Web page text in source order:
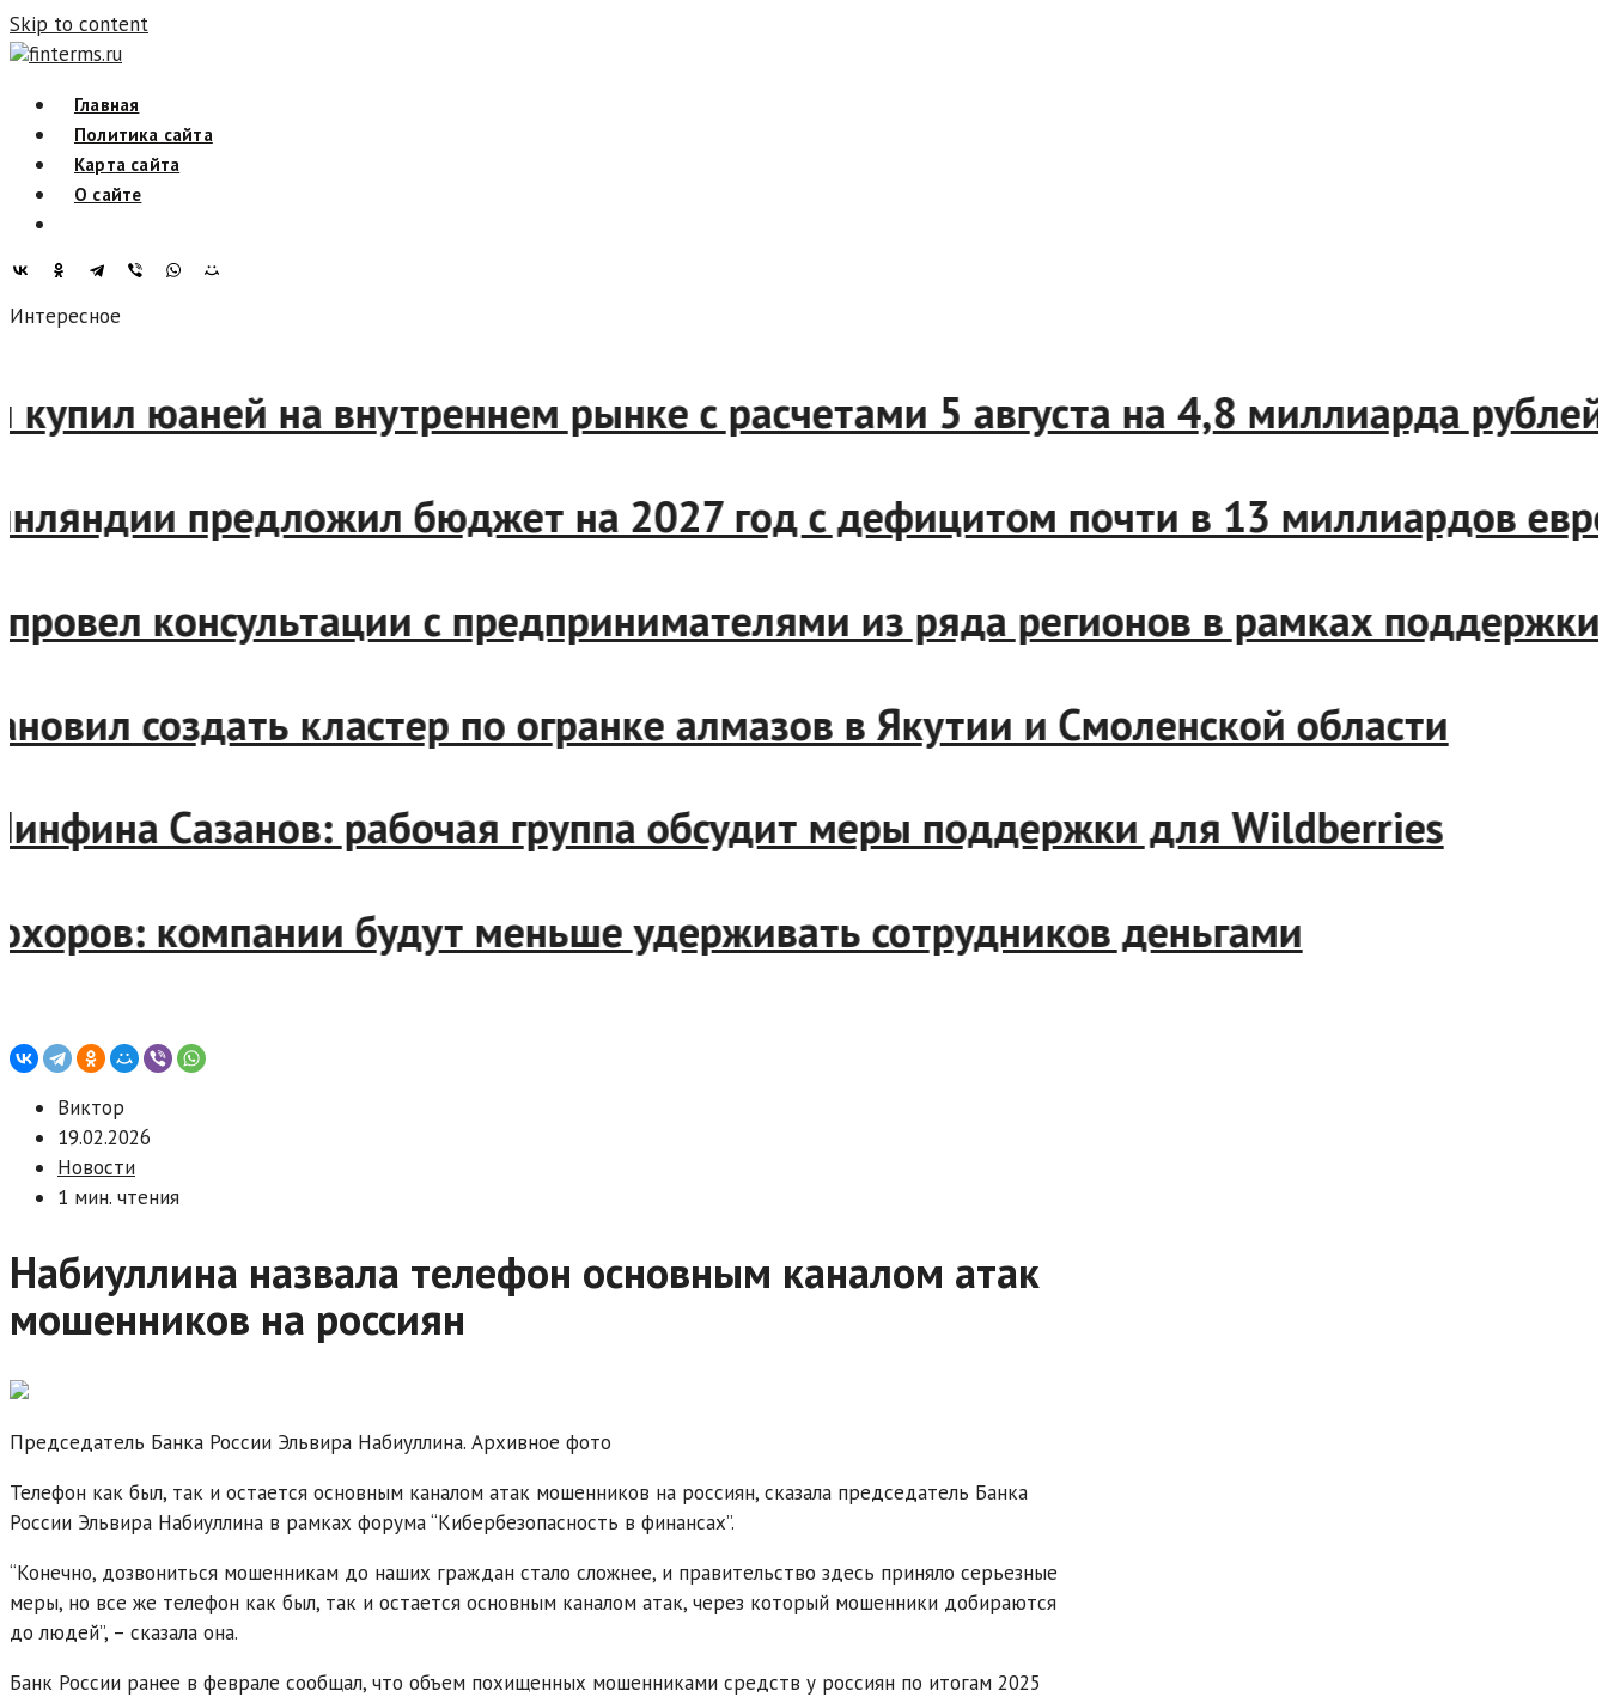
Skip to content
finterms.ru
Главная
Политика сайта
Карта сайта
О сайте
Интересное
купил юаней на внутреннем рынке с расчетами 5 августа на 4,8 миллиарда
предложил бюджет на 2027 год с дефицитом почти в 13 миллиардов
провел консультации с предпринимателями из ряда регионов в рамках
создать кластер по огранке алмазов в Якутии и Смоленской области
Сазанов: рабочая группа обсудит меры поддержки для Wildberries
компании будут меньше удерживать сотрудников деньгами
Виктор
19.02.2026
Новости
1 мин. чтения
Набиуллина назвала телефон основным каналом атак
мошенников на россиян
Председатель Банка России Эльвира Набиуллина. Архивное фото
Телефон как был, так и остается основным каналом атак мошенников на россиян, сказала председатель Банка
России Эльвира Набиуллина в рамках форума “Кибербезопасность в финансах”.
“Конечно, дозвониться мошенникам до наших граждан стало сложнее, и правительство здесь приняло серьезные
меры, но все же телефон как был, так и остается основным каналом атак, через который мошенники добираются
до людей”, – сказала она.
Банк России ранее в феврале сообщал, что объем похищенных мошенниками средств у россиян по итогам 2025